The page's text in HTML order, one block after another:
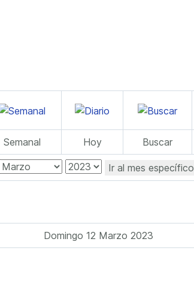
Semanal Hoy Buscar
Ir al mes específico
Domingo 12 Marzo 2023